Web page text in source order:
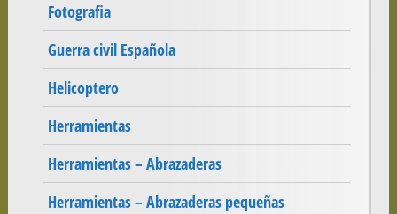
Fotografia
Guerra civil Española
Helicoptero
Herramientas
Herramientas – Abrazaderas
Herramientas – Abrazaderas pequeñas